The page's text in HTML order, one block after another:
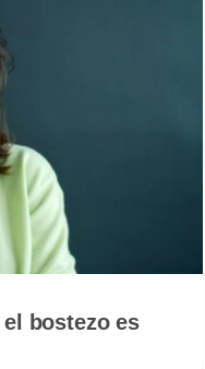
bostezo es